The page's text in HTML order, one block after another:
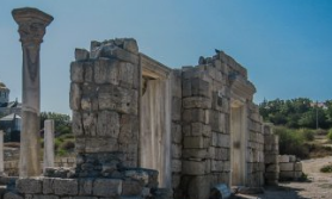
Раритети викрадені з фондів об’єкту
ЮНЕСКО «Херсонеса Таврійського».
«Золото Візантії», але експерти та
вважають це лише […]